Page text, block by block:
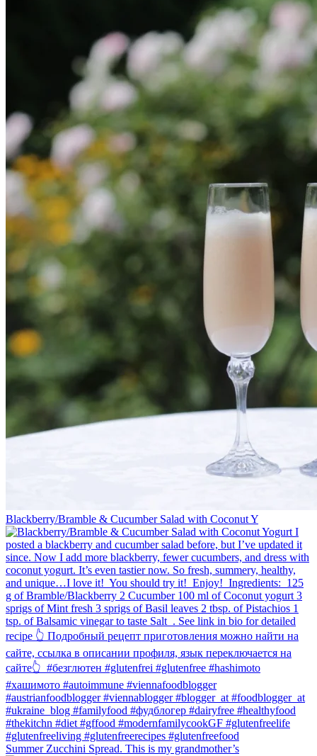
Blackberry/Bramble & Cucumber Salad with Coconut Y
Summer Zucchini Spread.⁠ This is my grandmother’s